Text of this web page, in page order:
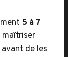
5 à 7
maîtriser
de les